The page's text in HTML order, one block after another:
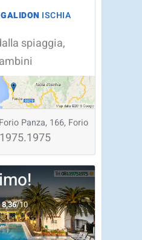
ISCHIA
spiaggia,
Panza, 166, Forio
8,36/10